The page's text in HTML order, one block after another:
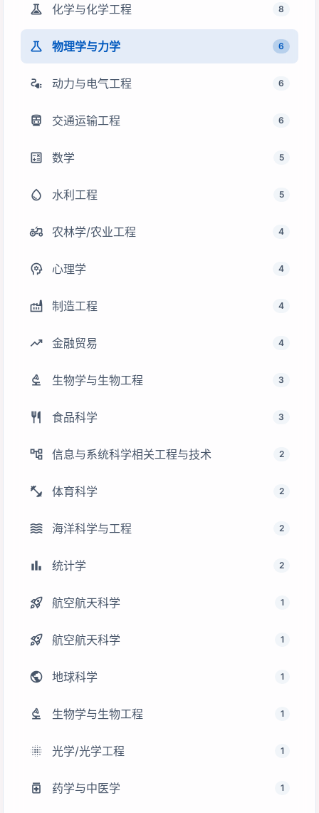
experiment 化学与化学工程 8
science 物理学与力学 6
electrical_services 动力与电气工程 6
directions_transit 交通运输工程 6
calculate 数学 5
water_drop 水利工程 5
agriculture 农林学/农业工程 4
psychology 心理学 4
factory 制造工程 4
trending_up 金融贸易 4
biotech 生物学与生物工程 3
restaurant 食品科学 3
account_tree 信息与系统科学相关工程与技术 2
fitness_center 体育科学 2
waves 海洋科学与工程 2
bar_chart 统计学 2
rocket_launch 航空航天科学 1
rocket_launch 航空航天科学 1
public 地球科学 1
biotech 生物学与生物工程 1
lens_blur 光学/光学工程 1
medication 药学与中医学 1